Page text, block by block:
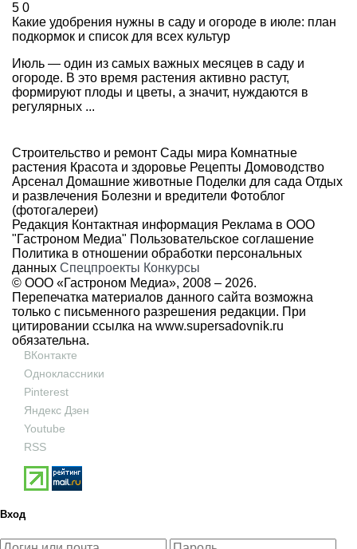
5 0
Какие удобрения нужны в саду и огороде в июле: план
подкормок и список для всех культур
Июль — один из самых важных месяцев в саду и
огороде. В это время растения активно растут,
формируют плоды и цветы, а значит, нуждаются в
регулярных ...
Строительство и ремонт Сады мира Комнатные
растения Красота и здоровье Рецепты Домоводство
Арсенал Домашние животные Поделки для сада Отдых
и развлечения Болезни и вредители Фотоблог
(фотогалереи)
Редакция Контактная информация Реклама в ООО
"Гастроном Медиа" Пользовательское соглашение
Политика в отношении обработки персональных
данных Спецпроекты Конкурсы
© ООО «Гастроном Медиа», 2008 – 2026.
Перепечатка материалов данного сайта возможна
только с письменного разрешения редакции. При
цитировании ссылка на www.supersadovnik.ru
обязательна.
ВКонтакте
Одноклассники
Pinterest
Яндекс Дзен
Youtube
RSS
Вход